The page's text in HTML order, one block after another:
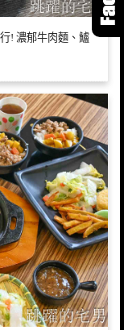
! 濃郁牛肉麵、鱸